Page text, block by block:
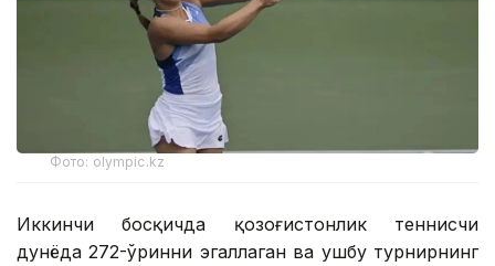
Фото: olympic.kz
Иккинчи босқичда қозоғистонлик теннисчи
дунёда 272-ўринни эгаллаган ва ушбу турнирнинг